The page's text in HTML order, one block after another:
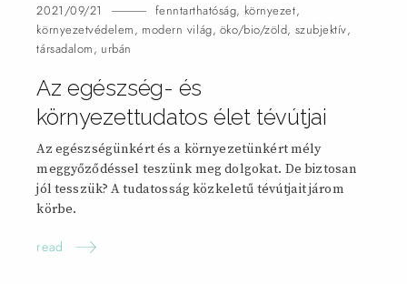
2021/09/21 fenntarthatóság, környezet,
környezetvédelem, modern világ, öko/bio/zöld, szubjektív,
társadalom, urbán
Az egészség- és
környezettudatos élet tévútjai
Az egészségünkért és a környezetünkért mély
meggyőződéssel teszünk meg dolgokat. De biztosan
jól tesszük? A tudatosság közkeletű tévútjait járom
körbe.
read